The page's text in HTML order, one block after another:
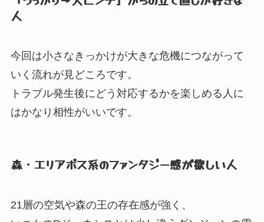
人
今回は小さなきっかけが大きな危機につながって
いく流れが見どころです。
トラブル発生後にどう対応するかを楽しめる人に
はかなり相性がいいです。
森・エリアボス系のファンタジー感が欲しい人
21層の空気や森の王の存在感が強く、